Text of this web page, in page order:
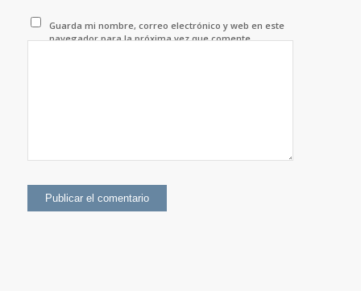
Guarda mi nombre, correo electrónico y web en este
navegador para la próxima vez que comente.